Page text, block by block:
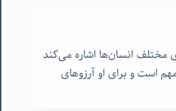
ناشی از سفر صحبت می‌کند
مختلف انسان‌ها اشاره می‌کند
است و برای او آرزوهای